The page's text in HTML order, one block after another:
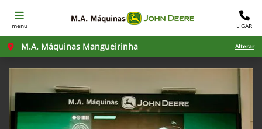
menu LIGAR
M.A. Máquinas Mangueirinha Alterar